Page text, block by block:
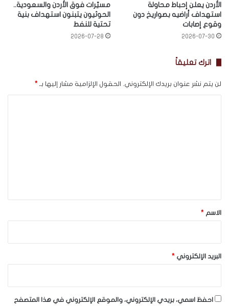
الأردن يعلن إحباط محاولة
استهداف أراضيه بصواريخ دون
وقوع إصابات
2026-07-30
مسيّرات فوق الأردن والسعودية..
الحوثيون يتبنون استهداف بنية
تحتية للنفط
2026-07-28
اترك تعليقاً
لن يتم نشر عنوان بريدك الإلكتروني. الحقول الإلزامية مشار إليها بـ *
*الاسم *
البريد الإلكتروني *
احفظ اسمي، بريدي الإلكتروني، والموقع الإلكتروني في هذا المتصفح